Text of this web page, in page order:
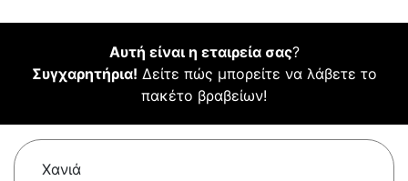
Αυτή είναι η εταιρεία σας?
Συγχαρητήρια! Δείτε πώς μπορείτε να λάβετε το
πακέτο βραβείων!
Χανιά